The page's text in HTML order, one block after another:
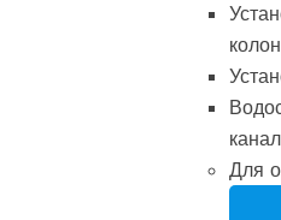
Для